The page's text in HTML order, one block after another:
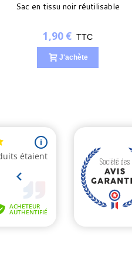
Sac en tissu noir réutilisable
1,90 € TTC
J'achète